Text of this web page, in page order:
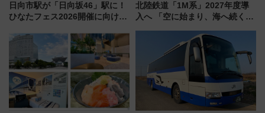
日向市駅が「日向坂46」駅に！
ひなたフェス2026開催に向けJR
全力応援 夜行列車「ドリーム
おひさま号」も走る
北陸鉄道「1M系」2027年度導
入へ 「空に始まり、海へ続く」
神秘的なデザイン